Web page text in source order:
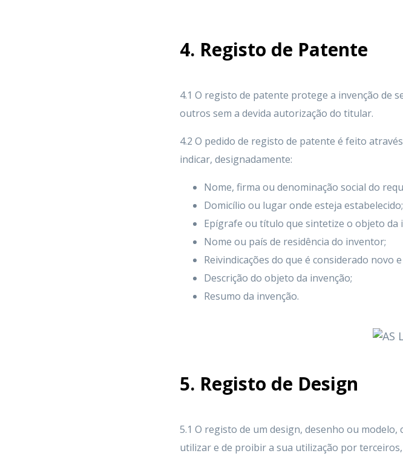
4. Registo de Patente
4.1 O registo de patente protege a invenção de
outros sem a devida autorização do titular.
4.2 O pedido de registo de patente é feito
indicar, designadamente:
Nome, firma ou denominação social do
Domicílio ou lugar onde esteja estabelecido;
Epígrafe ou título que sintetize o objeto da
Nome ou país de residência do inventor;
Reivindicações do que é considerado novo
Descrição do objeto da invenção;
Resumo da invenção.
5. Registo de Design
5.1 O registo de um design, desenho ou
utilizar e de proibir a sua utilização por